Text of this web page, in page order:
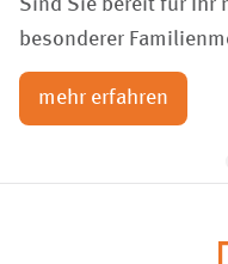
Sind Sie bereit für Ihr
besonderer
mehr erfahren